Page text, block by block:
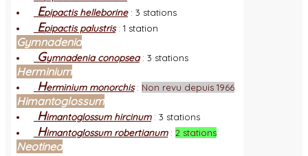
Epipactis helleborine: 3 stations
Epipactis palustris: 1 station
Gymnadenia
Gymnadenia conopsea: 3 stations
Herminium
Herminium monorchis: Non revu depuis 1966
Himantoglossum
Himantoglossum hircinum: 3 stations
Himantoglossum robertianum: 2 stations
Neotinea